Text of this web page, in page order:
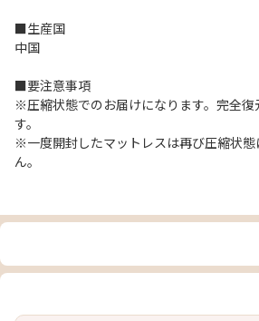
■生産国
中国
■要注意事項
※圧縮状態でのお届けになります。完全
す。
※一度開封したマットレスは再び圧縮状
ん。